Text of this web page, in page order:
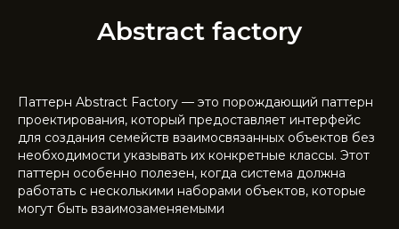
Abstract factory
Паттерн Abstract Factory — это порождающий паттерн
проектирования, который предоставляет интерфейс
для создания семейств взаимосвязанных объектов без
необходимости указывать их конкретные классы. Этот
паттерн особенно полезен, когда система должна
работать с несколькими наборами объектов, которые
могут быть взаимозаменяемыми